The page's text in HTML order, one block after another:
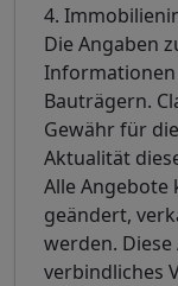
4.
Die Angaben
Bauträgern.
Gewähr für
Aktualität
Alle
geändert,
werden.
verbindliches